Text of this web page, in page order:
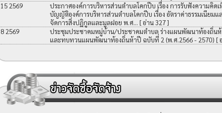
15 2569
ประกาศองค์การบริหารส่วนตำบลโคกปีบ เรื่อง การรับฟังความคิดเ
บัญญัติองค์การบริหารส่วนตำบลโคกปีบ เรื่อง อัตราค่าธรรมเนียมแ
จัดการสิ่งปฏิกูลและมูลฝอย พ.ศ... [ อ่าน 327 ]
8 2569
ประชุมประชาคมหมู่บ้าน/ประชาคมตำบล ร่างแผนพัฒนาท้องถิ่นห้
และทบทวนแผนพัฒนาท้องถิ่นห้าปี ฉบับที่ 2 (พ.ศ.2566 - 2570) [